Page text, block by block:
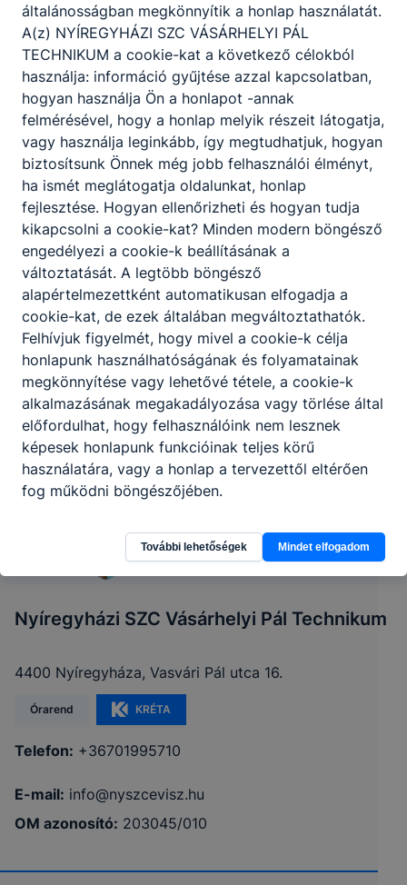
Partnereink
Nyíregyházi SZC Vásárhelyi Pál Technikum
4400 Nyíregyháza, Vasvári Pál utca 16.
Órarend KRÉTA
Telefon: +36701995710
E-mail: info@nyszcevisz.hu
OM azonosító: 203045/010
általánosságban megkönnyítik a honlap használatát.
A(z) NYÍREGYHÁZI SZC VÁSÁRHELYI PÁL
TECHNIKUM a cookie-kat a következő célokból
használja: információ gyűjtése azzal kapcsolatban,
hogyan használja Ön a honlapot -annak
felmérésével, hogy a honlap melyik részeit látogatja,
vagy használja leginkább, így megtudhatjuk, hogyan
biztosítsunk Önnek még jobb felhasználói élményt,
ha ismét meglátogatja oldalunkat, honlap
fejlesztése. Hogyan ellenőrizheti és hogyan tudja
kikapcsolni a cookie-kat? Minden modern böngésző
engedélyezi a cookie-k beállításának a
változtatását. A legtöbb böngésző
alapértelmezettként automatikusan elfogadja a
cookie-kat, de ezek általában megváltoztathatók.
Felhívjuk figyelmét, hogy mivel a cookie-k célja
honlapunk használhatóságának és folyamatainak
megkönnyítése vagy lehetővé tétele, a cookie-k
alkalmazásának megakadályozása vagy törlése által
előfordulhat, hogy felhasználóink nem lesznek
képesek honlapunk funkcióinak teljes körű
használatára, vagy a honlap a tervezettől eltérően
fog működni böngészőjében.
További lehetőségek Mindet elfogadom